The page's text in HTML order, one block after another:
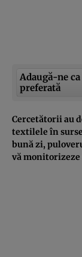
Adaugă-ne
preferată
Cercetătorii au
textilele în
bună zi,
vă